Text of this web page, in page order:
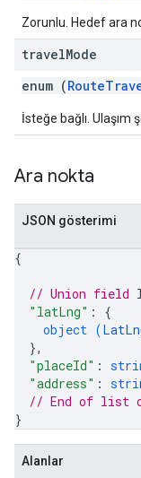
Zorunlu. Hedef ara
travelMode
enum (
İsteğe bağlı. Ulaşım
Ara nokta
JSON gösterimi
{
// Union field
"latLng" : {
object (
},
"placeId" :
"address" :
// End of list
}
Alanlar